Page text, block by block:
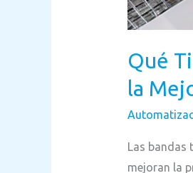
Qué
la
Las bandas
mejoran la